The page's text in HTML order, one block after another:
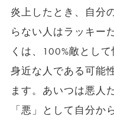
炎上したとき、自分
らない人はラッキー
くは、100%敵とし
身近な人である可能
ます。あいつは悪人
「悪」として自分か